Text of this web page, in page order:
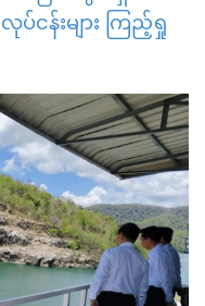
ငန်းများ ကြည့်ရှု